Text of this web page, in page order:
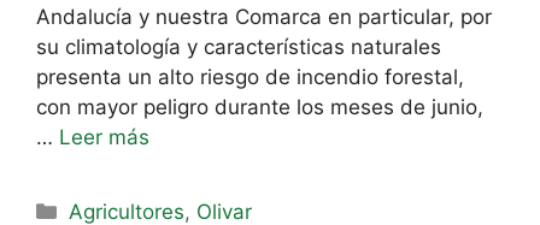
Andalucía y nuestra Comarca en particular, por
su climatología y características naturales
presenta un alto riesgo de incendio forestal,
con mayor peligro durante los meses de junio,
… Leer más
Agricultores, Olivar